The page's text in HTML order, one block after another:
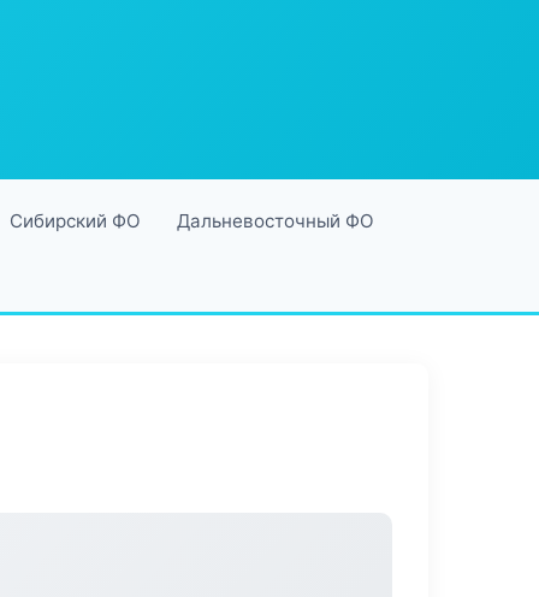
Сибирский ФО Дальневосточный ФО